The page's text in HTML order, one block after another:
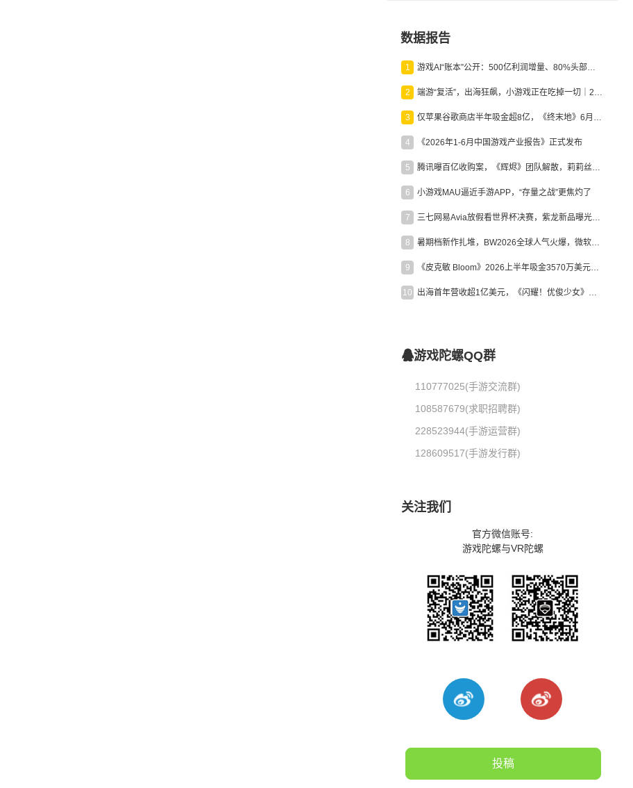
数据报告
1 游戏AI“账本”公开：500亿利润增量、80%头部入局，谁在闷声发财？
2 端游“复活”，出海狂飙，小游戏正在吃掉一切｜2026上半年产业报告
3 仅苹果谷歌商店半年吸金超8亿，《终末地》6月份收入显著回暖
4 《2026年1-6月中国游戏产业报告》正式发布
5 腾讯曝百亿收购案，《辉烬》团队解散，莉莉丝新作曝光｜陀螺周报
6 小游戏MAU逼近手游APP，“存量之战”更焦灼了
7 三七网易Avia放假看世界杯决赛，紫龙新品曝光，米哈游新作上线 | 陀螺周报
8 暑期档新作扎堆，BW2026全球人气火爆，微软XBOX大裁员|陀螺周报
9 《皮克敏 Bloom》2026上半年吸金3570万美元，中国台湾成最大市场
10 出海首年营收超1亿美元，《闪耀！优俊少女》美国市场占比达七成
游戏陀螺QQ群
110777025(手游交流群)
108587679(求职招聘群)
228523944(手游运营群)
128609517(手游发行群)
关注我们
官方微信账号:
游戏陀螺与VR陀螺
投稿